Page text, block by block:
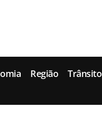
Região Trânsito